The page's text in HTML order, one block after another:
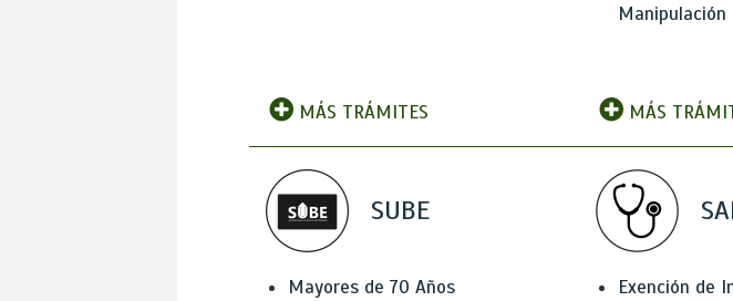
MÁS TRÁMITES MÁS
SUBE
Mayores de 70 Años
Exención de